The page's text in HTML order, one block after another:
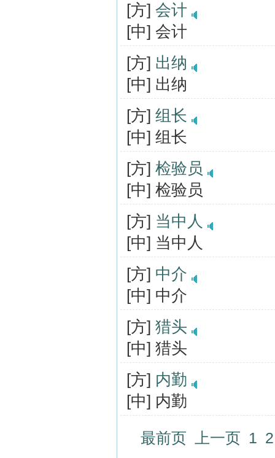
[方] 会计
[中] 会计
[方] 出纳
[中] 出纳
[方] 组长
[中] 组长
[方] 检验员
[中] 检验员
[方] 当中人
[中] 当中人
[方] 中介
[中] 中介
[方] 猎头
[中] 猎头
[方] 内勤
[中] 内勤
最前页 上一页 1 2